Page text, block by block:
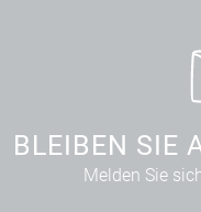
BLEIBEN SIE
Melden Sie